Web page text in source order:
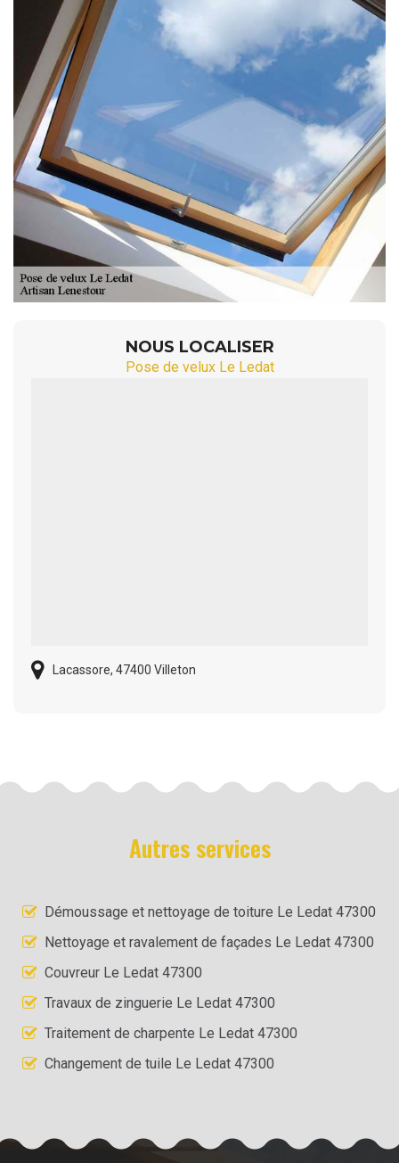
NOUS LOCALISER
Pose de velux Le Ledat
Lacassore, 47400 Villeton
Autres services
Démoussage et nettoyage de toiture Le Ledat 47300
Nettoyage et ravalement de façades Le Ledat 47300
Couvreur Le Ledat 47300
Travaux de zinguerie Le Ledat 47300
Traitement de charpente Le Ledat 47300
Changement de tuile Le Ledat 47300